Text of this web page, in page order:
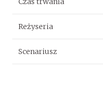
Reżyseria
Scenariusz